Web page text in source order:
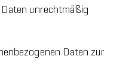
unrechtmäßig
Daten zur